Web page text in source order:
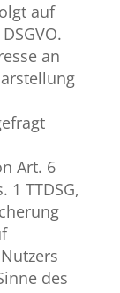
auf
an
Art. 6
1 TTDSG,
des